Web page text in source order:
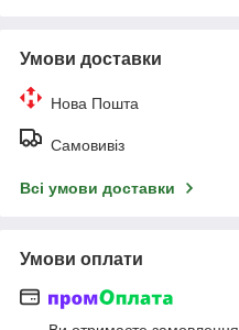
Умови доставки
Нова Пошта
Самовивіз
Всі умови доставки
Умови оплати